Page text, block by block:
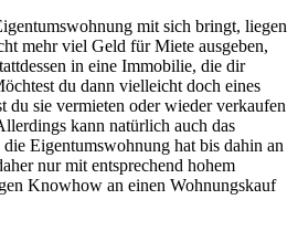
mit sich bringt, liegen
mehr viel Geld für Miete ausgeben,
in eine Immobilie, die dir
du dann vielleicht doch eines
du sie vermieten oder wieder verkaufen
kann natürlich auch das
Eigentumswohnung hat bis dahin an
nur mit entsprechend hohem
Knowhow an einen Wohnungskauf